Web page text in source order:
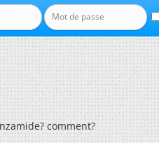
comment?